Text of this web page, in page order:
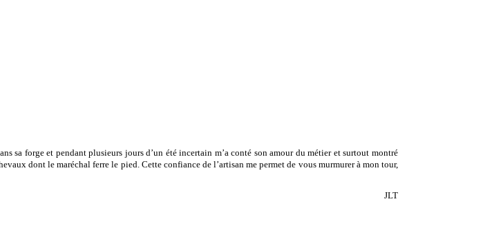
sa forge et pendant plusieurs jours d’un été incertain m’a conté son amour du métier et surtout montré
dont le maréchal ferre le pied. Cette confiance de l’artisan me permet de vous murmurer à mon tour,
JLT